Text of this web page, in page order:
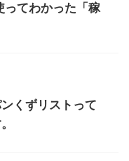
てわかった「稼
くずリストって